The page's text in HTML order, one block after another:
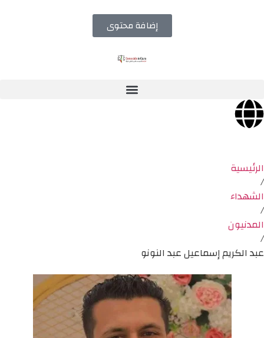
إضافة محتوى
الرئيسية
/
الشهداء
/
المدنيون
/
عبد الكريم إسماعيل عبد النونو